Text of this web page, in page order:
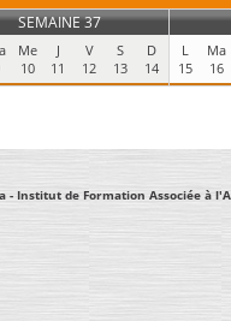
SEMAINE 37
Me J V S
D
10 11 12 13 14
L
Ma
15
16
- Institut de Formation Associée à